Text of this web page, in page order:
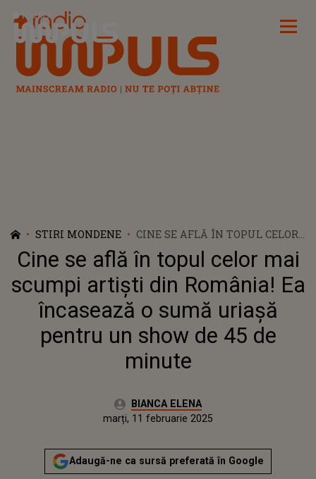
Radio Impuls
STIRI MONDENE
CINE SE AFLĂ ÎN TOPUL CELOR
MAI SCUMPI ARTIȘTI DIN
ROMÂNIA! EA ÎNCASEAZĂ O
SUMĂ URIAȘĂ PENTRU UN
SHOW DE 45 DE MINUTE
Cine se află în topul celor mai
scumpi artiști din România! Ea
încasează o sumă uriașă
pentru un show de 45 de
minute
Autor:BIANCA ELENA
duminică, 11 februarie 2024
Actualizat:
marți, 11 februarie 2025
Adaugă-ne ca sursă preferată în Google